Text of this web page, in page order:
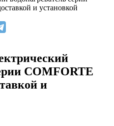
и установкой
COMFORTE
и